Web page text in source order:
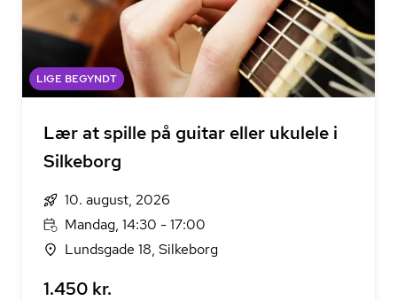
LIGE BEGYNDT
Lær at spille på guitar eller ukulele i
Silkeborg
10. august, 2026
Mandag, 14:30 - 17:00
Lundsgade 18, Silkeborg
1.450 kr.